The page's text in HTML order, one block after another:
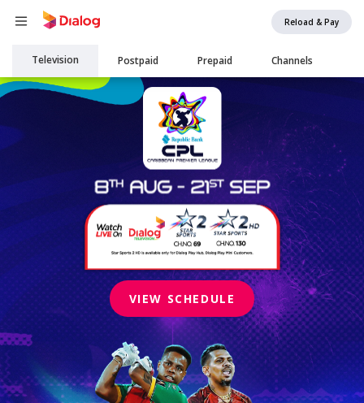
Reload & Pay
Main
navigation
Television Postpaid Prepaid Channels
VIEW SCHEDULE